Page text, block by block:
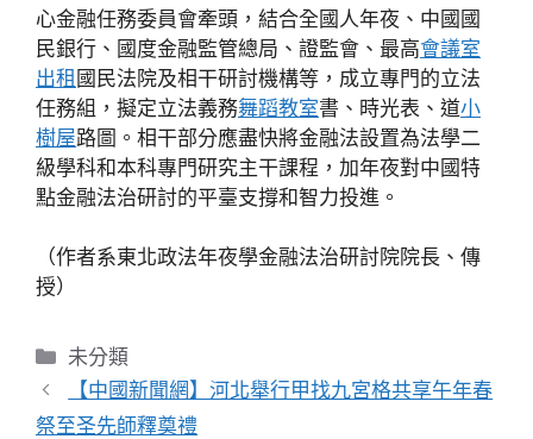
心金融任務委員會牽頭，結合全國人年夜、中國國
民銀行、國度金融監管總局、證監會、最高會議室
出租 國民法院及相干研討機構等，成立專門的立法
任務組，擬定立法義務舞蹈教室書、時光表、道小
樹屋路圖。相干部分應盡快將金融法設置為法學二
級學科和本科專門研究主干課程，加年夜對中國特
點金融法治研討的平臺支撐和智力投進。
（作者系東北政法年夜學金融法治研討院院長、傳
授）
分
類
未分類
【中國新聞網】河北舉行甲找九宮格共享午年春
祭至圣先師釋奠禮